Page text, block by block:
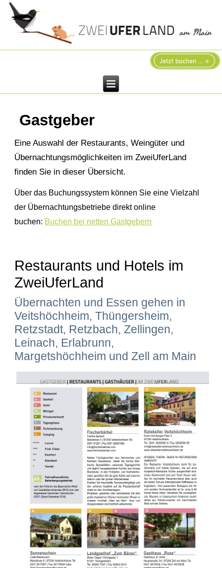
Gastgeber
Eine Auswahl der Restaurants, Weingüter und
Übernachtungsmöglichkeiten im ZweiUferLand
finden Sie in dieser Übersicht.
Über das Buchungssystem können Sie eine Vielzahl
der Übernachtungsbetriebe direkt online
buchen: Buchen bei netten Gastgebern
Restaurants und Hotels im
ZweiUferLand
Übernachten und Essen gehen in
Veitshöchheim, Thüngersheim,
Retzstadt, Retzbach, Zellingen,
Leinach, Erlabrunn,
Margetshöchheim und Zell am Main